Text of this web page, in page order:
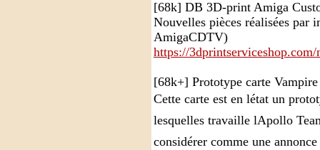
[68k] DB 3D-print Amiga
Nouvelles pièces réalisées par
AmigaCDTV)
https://3dprintserviceshop.com/
[68k+] Prototype carte
Cette carte est en létat un
lesquelles travaille lApollo
considérer comme une annonce